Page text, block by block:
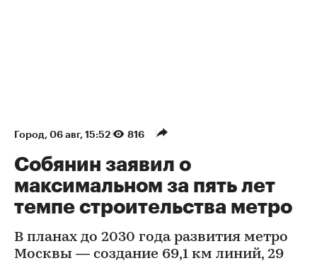
Город⁠, 06 авг, 15:52 816
Собянин заявил о
максимальном за пять лет
темпе строительства метро
В планах до 2030 года развития метро
Москвы — создание 69,1 км линий, 29